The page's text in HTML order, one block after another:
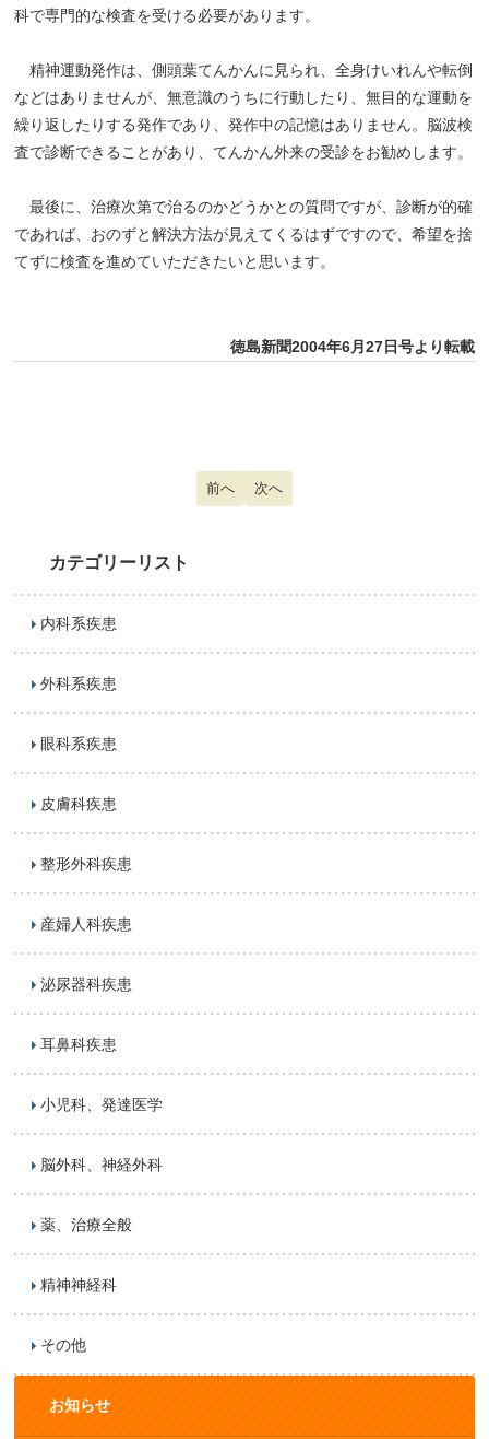
科で専門的な検査を受ける必要があります。
精神運動発作は、側頭葉てんかんに見られ、全身けいれんや転倒
などはありませんが、無意識のうちに行動したり、無目的な運動を
繰り返したりする発作であり、発作中の記憶はありません。脳波検
査で診断できることがあり、てんかん外来の受診をお勧めします。
最後に、治療次第で治るのかどうかとの質問ですが、診断が的確
であれば、おのずと解決方法が見えてくるはずですので、希望を捨
てずに検査を進めていただきたいと思います。
徳島新聞2004年6月27日号より転載
前の記事へ: 足白癬
前へ 次の記事へ: 腰部脊柱管狭窄症
次へ
カテゴリーリスト
内科系疾患
外科系疾患
眼科系疾患
皮膚科疾患
整形外科疾患
産婦人科疾患
泌尿器科疾患
耳鼻科疾患
小児科、発達医学
脳外科、神経外科
薬、治療全般
精神神経科
その他
お知らせ